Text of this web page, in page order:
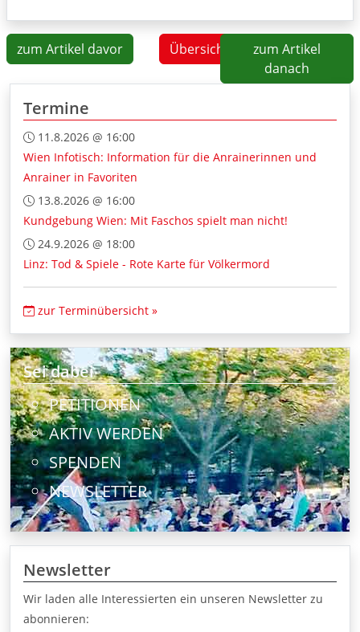
zum Artikel davor Übersicht
zum Artikel
danach
Termine
11.8.2026 @ 16:00
Wien Infotisch: Information für die Anrainerinnen und
Anrainer in Favoriten
13.8.2026 @ 16:00
Kundgebung Wien: Mit Faschos spielt man nicht!
24.9.2026 @ 18:00
Linz: Tod & Spiele - Rote Karte für Völkermord
zur Terminübersicht »
Sei dabei
PETITIONEN
AKTIV WERDEN
SPENDEN
NEWSLETTER
Newsletter
Wir laden alle Interessierten ein unseren Newsletter zu
abonnieren: